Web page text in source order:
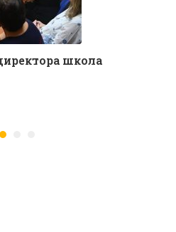
школа